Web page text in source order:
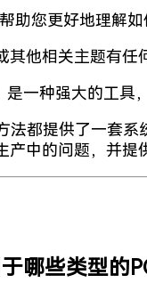
助您更好地理解
其他相关主题有任
一种强大的工具
法都提供了一套
中的问题，并提
哪些类型的